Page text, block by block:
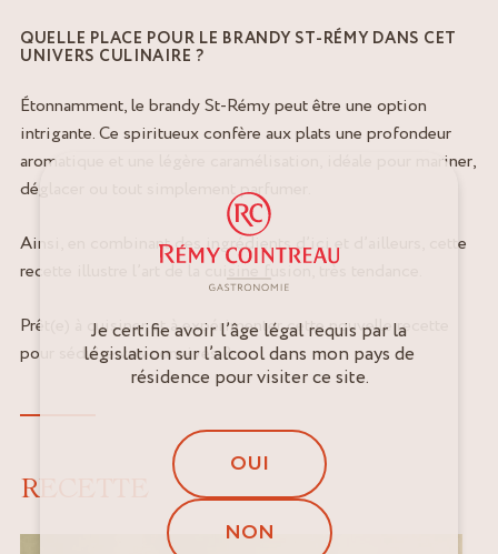
RECETTE
QUELLE PLACE POUR LE BRANDY ST-RÉMY DANS CET
UNIVERS CULINAIRE ?
Étonnamment, le brandy St-Rémy peut être une option
intrigante. Ce spiritueux confère aux plats une profondeur
aromatique et une légère caramélisation, idéale pour mariner,
déglacer ou tout simplement parfumer.
Ainsi, en combinant des ingrédients d’ici et d’ailleurs, cette
recette illustre l’art de la cuisine fusion, très tendance.
Prêt(e) à cuisiner et à expérimenter cette nouvelle recette
pour séduire vos convives ?
Je certifie avoir l’âge légal requis par la
législation sur l’alcool dans mon pays de
résidence pour visiter ce site.
OUI
NON